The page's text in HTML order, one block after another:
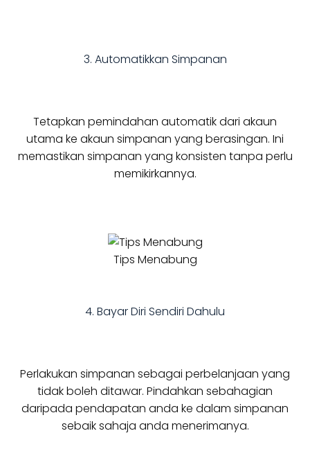
3. Automatikkan Simpanan
Tetapkan pemindahan automatik dari akaun
utama ke akaun simpanan yang berasingan. Ini
memastikan simpanan yang konsisten tanpa perlu
memikirkannya.
Tips Menabung
4. Bayar Diri Sendiri Dahulu
Perlakukan simpanan sebagai perbelanjaan yang
tidak boleh ditawar. Pindahkan sebahagian
daripada pendapatan anda ke dalam simpanan
sebaik sahaja anda menerimanya.